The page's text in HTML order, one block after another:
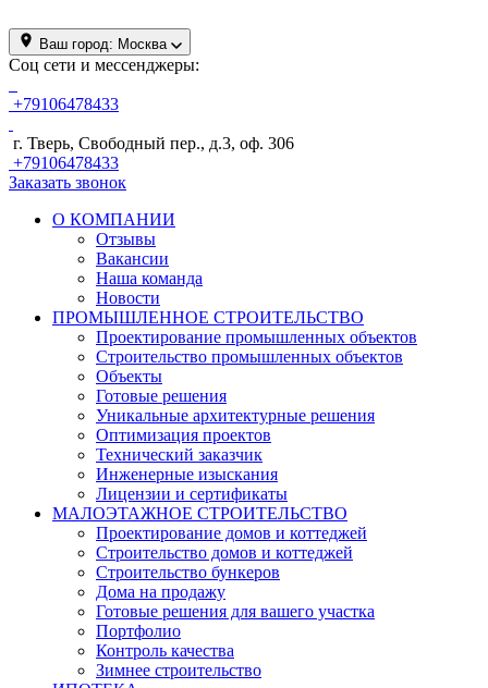
Ваш город: Москва
Соц сети и мессенджеры:
+79106478433
г. Тверь, Свободный пер., д.3, оф. 306
+79106478433
Заказать звонок
О КОМПАНИИ
Отзывы
Вакансии
Наша команда
Новости
ПРОМЫШЛЕННОЕ СТРОИТЕЛЬСТВО
Проектирование промышленных объектов
Строительство промышленных объектов
Объекты
Готовые решения
Уникальные архитектурные решения
Оптимизация проектов
Технический заказчик
Инженерные изыскания
Лицензии и сертификаты
МАЛОЭТАЖНОЕ СТРОИТЕЛЬСТВО
Проектирование домов и коттеджей
Строительство домов и коттеджей
Строительство бункеров
Дома на продажу
Готовые решения для вашего участка
Портфолио
Контроль качества
Зимнее строительство